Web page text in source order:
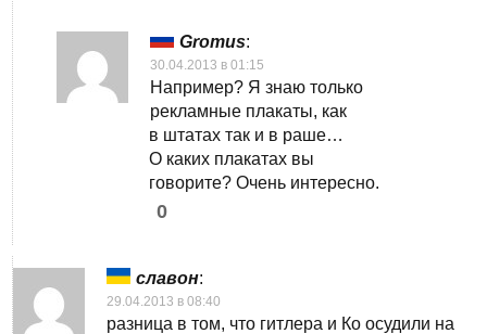
Gromus:
30.04.2013 в 01:15
Например? Я знаю только
рекламные плакаты, как
в штатах так и в раше…
О каких плакатах вы
говорите? Очень интересно.
0
славон:
29.04.2013 в 08:40
разница в том, что гитлера и Ко осудили на